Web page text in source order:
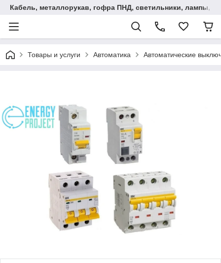
Кабель, металлорукав, гофра ПНД, cветильники, лампы, и
Товары и услуги Автоматика Автоматические